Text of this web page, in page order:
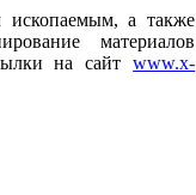
а также
материалов
на сайтwww.x-